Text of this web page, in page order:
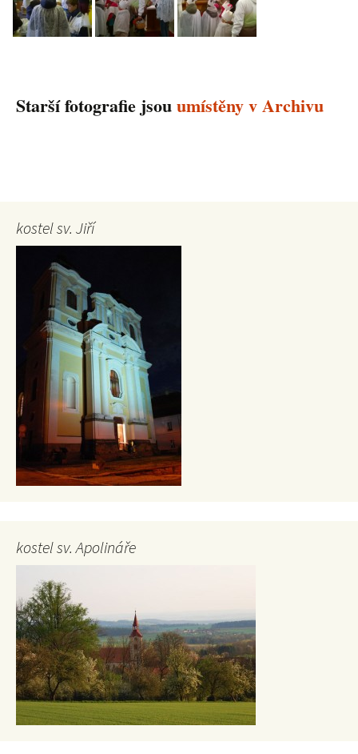
Starší fotografie jsouumístěny v Archivu
kostel sv. Jiří
kostel sv. Apolináře